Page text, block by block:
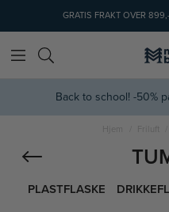
GRATIS FRAKT OVER 899,-
Back to school! -50%
Hjem Friluft
PLASTFLASKE